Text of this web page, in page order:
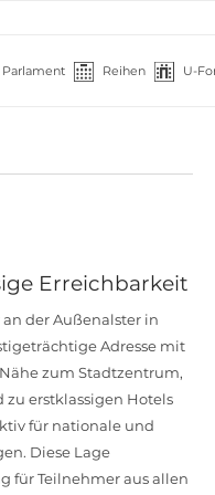
Parlament Reihen U-
Erreichbarkeit
der Außenalster in
Adresse mit
zum Stadtzentrum,
erstklassigen Hotels
für nationale und
Diese Lage
für Teilnehmer aus allen